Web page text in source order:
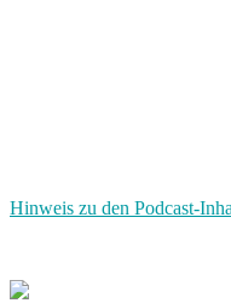
Hinweis zu den Podcast-